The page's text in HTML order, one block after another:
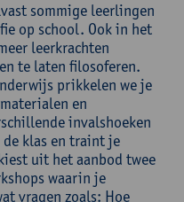
sommige leerlingen
op school. Ook in het
leerkrachten
te laten filosoferen.
prikkelen we je
en
invalshoeken
klas en traint je
uit het aanbod twee
waarin je
vragen zoals: Hoe